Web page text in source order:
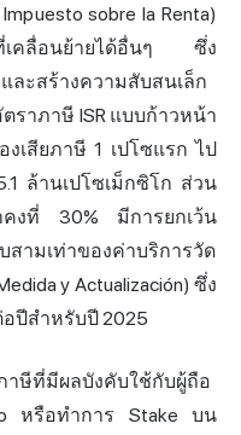
sobre la Renta)
ที่เคลื่อนย้ายได้อื่นๆ ซึ่ง
ละสร้างความสับสนเล็ก
ราภาษี ISR แบบก้าวหน้า
งเสียภาษี 1 เปโซแรก ไป
ล้านเปโซเม็กซิโก ส่วน
คงที่ 30% มีการยกเว้น
สามเท่าของค่าบริการวัด
y Actualización) ซึ่ง
ปีสำหรับปี 2025
าษีที่มีผลบังคับใช้กับผู้ถือ
หรือทำการ Stake บน